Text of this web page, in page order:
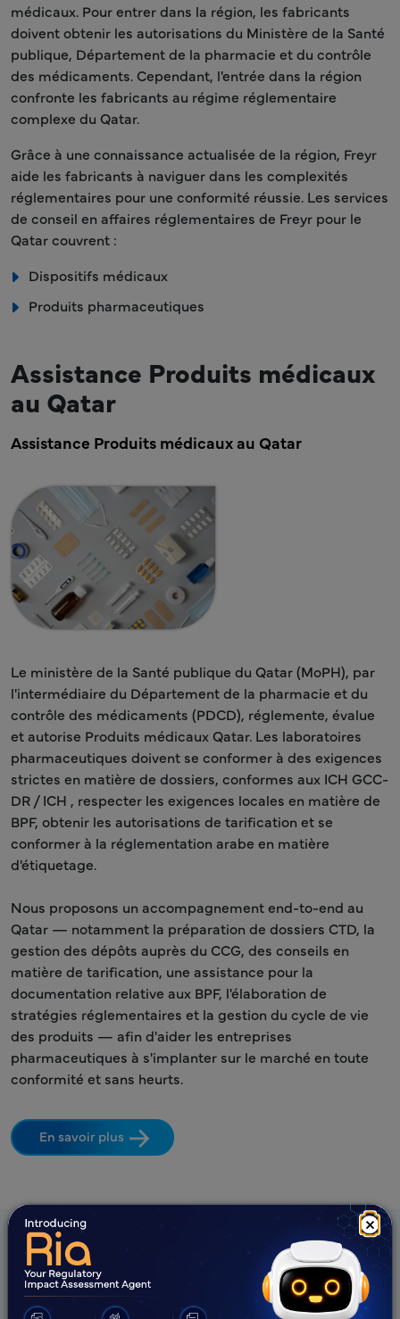
×
médicaux. Pour entrer dans la région, les fabricants
doivent obtenir les autorisations du Ministère de la Santé
publique, Département de la pharmacie et du contrôle
des médicaments. Cependant, l'entrée dans la région
confronte les fabricants au régime réglementaire
complexe du Qatar.
Grâce à une connaissance actualisée de la région, Freyr
aide les fabricants à naviguer dans les complexités
réglementaires pour une conformité réussie. Les services
de conseil en affaires réglementaires de Freyr pour le
Qatar couvrent :
Dispositifs médicaux
Produits pharmaceutiques
Assistance Produits médicaux
au Qatar
Assistance Produits médicaux au Qatar
Le ministère de la Santé publique du Qatar (MoPH), par
l'intermédiaire du Département de la pharmacie et du
contrôle des médicaments (PDCD), réglemente, évalue
et autorise Produits médicaux Qatar. Les laboratoires
pharmaceutiques doivent se conformer à des exigences
strictes en matière de dossiers, conformes aux ICH GCC-
DR / ICH , respecter les exigences locales en matière de
BPF, obtenir les autorisations de tarification et se
conformer à la réglementation arabe en matière
d'étiquetage.
Nous proposons un accompagnement end-to-end au
Qatar — notamment la préparation de dossiers CTD, la
gestion des dépôts auprès du CCG, des conseils en
matière de tarification, une assistance pour la
documentation relative aux BPF, l'élaboration de
stratégies réglementaires et la gestion du cycle de vie
des produits — afin d'aider les entreprises
pharmaceutiques à s'implanter sur le marché en toute
conformité et sans heurts.
En savoir plus
Les offres de Freyr